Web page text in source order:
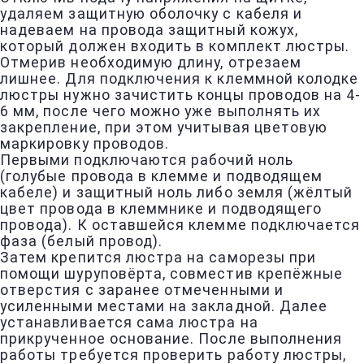
удаляем защитную оболочку с кабеля и
надеваем на провода защитный кожух,
который должен входить в комплект люстры.
Отмерив необходимую длину, отрезаем
лишнее. Для подключения к клеммной колодке
люстры нужно зачистить концы проводов на 4-
6 мм, после чего можно уже выполнять их
закрепление, при этом учитывая цветовую
маркировку проводов.
Первыми подключаются рабочий ноль
(голубые провода в клемме и подводящем
кабеле) и защитный ноль либо земля (жёлтый
цвет провода в клеммнике и подводящего
провода). К оставшейся клемме подключается
фаза (белый провод).
Затем крепится люстра на саморезы при
помощи шуруповёрта, совместив крепёжные
отверстия с заранее отмеченными и
усиленными местами на закладной. Далее
устанавливается сама люстра на
прикрученное основание. После выполнения
работы требуется проверить работу люстры,